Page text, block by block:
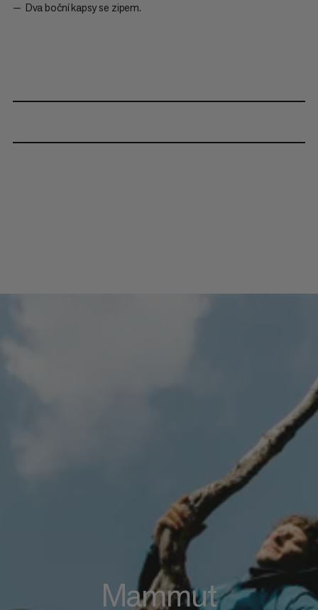
Dva boční kapsy se zipem.
Mammut